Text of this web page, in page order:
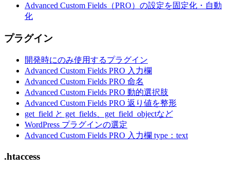
Advanced Custom Fields（PRO）の設定を固定化・自動
化
プラグイン
開発時にのみ使用するプラグイン
Advanced Custom Fields PRO 入力欄
Advanced Custom Fields PRO 命名
Advanced Custom Fields PRO 動的選択肢
Advanced Custom Fields PRO 返り値を整形
get_field と get_fields、get_field_objectなど
WordPress プラグインの選定
Advanced Custom Fields PRO 入力欄 type：text
.htaccess